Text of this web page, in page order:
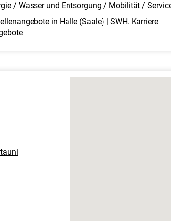
/ Wasser und Entsorgung / Mobilität /
in Halle (Saale) | SWH. Karriere